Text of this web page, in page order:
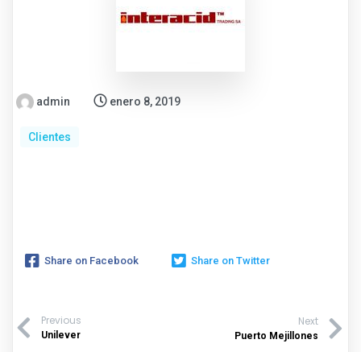
admin enero 8, 2019
Clientes
Share on Facebook Share on Twitter
Previous
Unilever
Next
Puerto Mejillones